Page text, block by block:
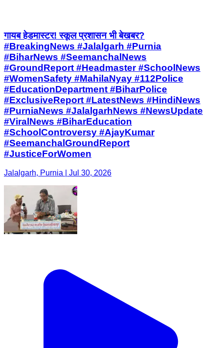
#EducationDepartment #BiharPolice
#ExclusiveReport #LatestNews #HindiNews
#PurniaNews #JalalgarhNews #NewsUpdate
#ViralNews #BiharEducation
#SchoolControversy #AjayKumar
#SeemanchalGroundReport
#JusticeForWomen
Jalalgarh, Purnia | Jul 30, 2026